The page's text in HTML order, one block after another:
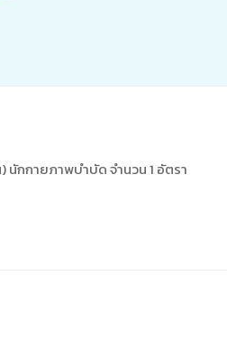
กกายภาพบำบัด จำนวน 1 อัตรา